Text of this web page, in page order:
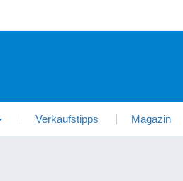
Verkaufstipps Magazin